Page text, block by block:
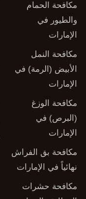
مكافحة الحمام
والطيور في
الإمارات
مكافحة النمل
الأبيض (الرمة) في
الإمارات
مكافحة الوزغ
(البرص) في
الإمارات
مكافحة بق الفراش
نهائياً في الإمارات
مكافحة حشرات